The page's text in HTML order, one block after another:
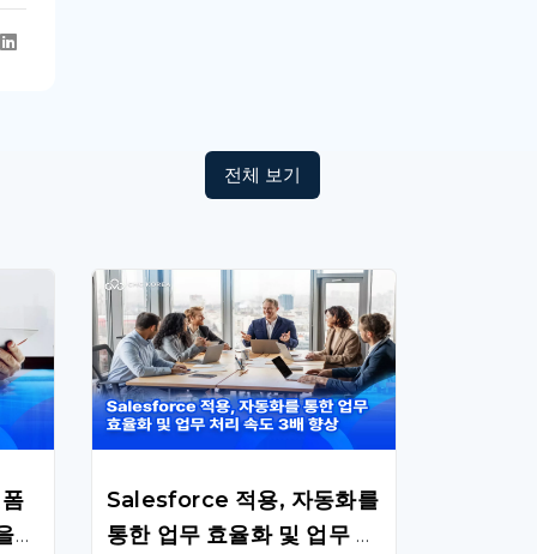
전체 보기
Salesforce 적용, 자동화를
통한 업무 효율화 및 업무 처